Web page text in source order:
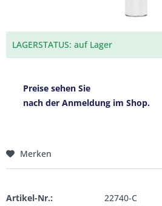
LAGERSTATUS: auf Lager
Preise sehen Sie
nach der Anmeldung im Shop.
Merken
Artikel-Nr.:
22740-C